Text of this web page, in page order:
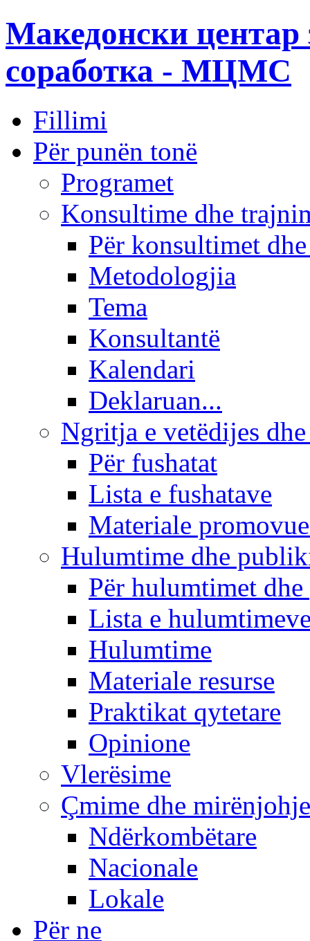
Македонски центар
соработка - МЦМС
Fillimi
Për punën tonë
Programet
Konsultime dhe
Për konsultimet
Metodologjia
Tema
Konsultantë
Kalendari
Deklaruan...
Ngritja e vetëdijes
Për fushatat
Lista e fushatave
Materiale
Hulumtime dhe
Për hulumtimet
Lista e
Hulumtime
Materiale resurse
Praktikat qytetare
Opinione
Vlerësime
Çmime dhe mirënjohje
Ndërkombëtare
Nacionale
Lokale
Për ne